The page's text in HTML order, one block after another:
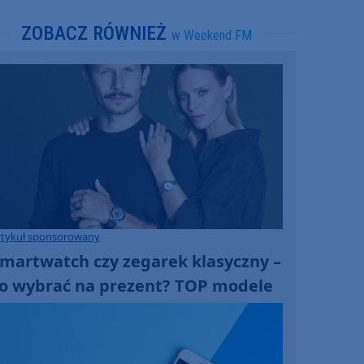
ZOBACZ RÓWNIEŻ w Weekend FM
sponsorowany
czy zegarek klasyczny –
wybrać na prezent? TOP modele